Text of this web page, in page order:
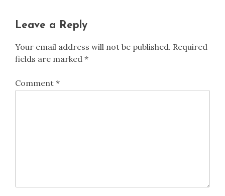
Leave a Reply
Your email address will not be published. Required
fields are marked *
Comment *